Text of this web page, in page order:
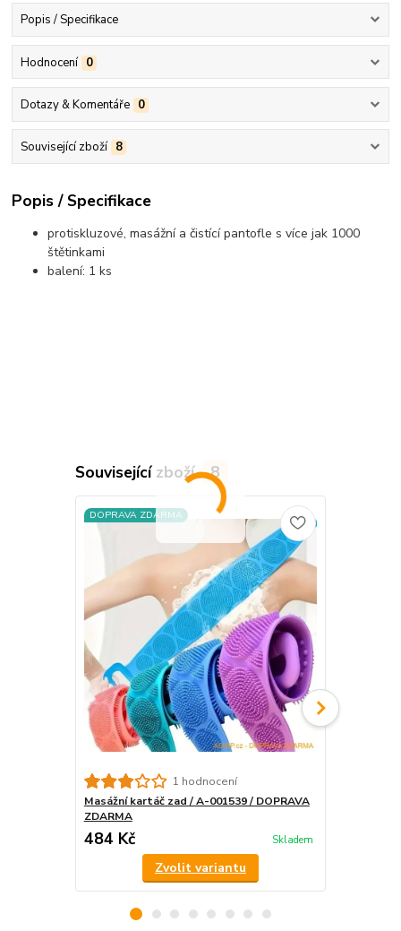
Popis / Specifikace
Hodnocení 0
Dotazy & Komentáře 0
Související zboží 8
Popis / Specifikace
protiskluzové, masážní a čistící pantofle s více jak 1000
štětinkami
balení: 1 ks
Související zboží 8
DOPRAVA ZDARMA
1 hodnocení
Masážní kartáč zad / A-001539 / DOPRAVA
ZDARMA
484 Kč Skladem
Zvolit variantu